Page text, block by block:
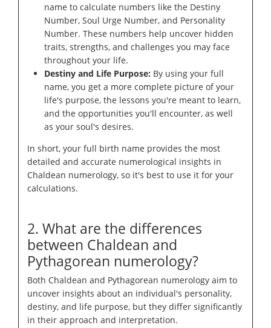
name to calculate numbers like the Destiny
Number, Soul Urge Number, and Personality
Number. These numbers help uncover hidden
traits, strengths, and challenges you may face
throughout your life.
Destiny and Life Purpose: By using your full
name, you get a more complete picture of your
life's purpose, the lessons you're meant to learn,
and the opportunities you'll encounter, as well
as your soul's desires.
In short, your full birth name provides the most
detailed and accurate numerological insights in
Chaldean numerology, so it's best to use it for your
calculations.
2. What are the differences
between Chaldean and
Pythagorean numerology?
Both Chaldean and Pythagorean numerology aim to
uncover insights about an individual's personality,
destiny, and life purpose, but they differ significantly
in their approach and interpretation.